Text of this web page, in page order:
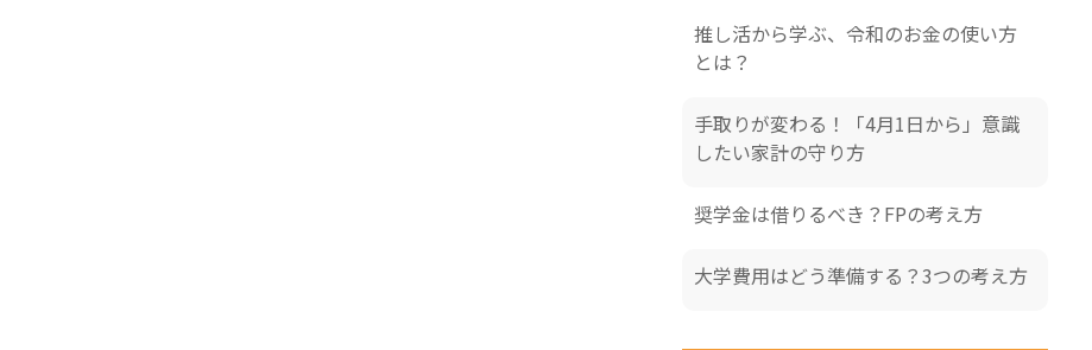
推し活から学ぶ、令和のお金の使い方
とは？
手取りが変わる！「4月1日から」意識
したい家計の守り方
奨学金は借りるべき？FPの考え方
大学費用はどう準備する？3つの考え方